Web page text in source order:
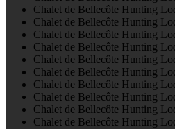
Chalet de Bellecôte Hunting
Chalet de Bellecôte Hunting
Chalet de Bellecôte Hunting
Chalet de Bellecôte Hunting
Chalet de Bellecôte Hunting
Chalet de Bellecôte Hunting
Chalet de Bellecôte Hunting
Chalet de Bellecôte Hunting
Chalet de Bellecôte Hunting
Chalet de Bellecôte Hunting